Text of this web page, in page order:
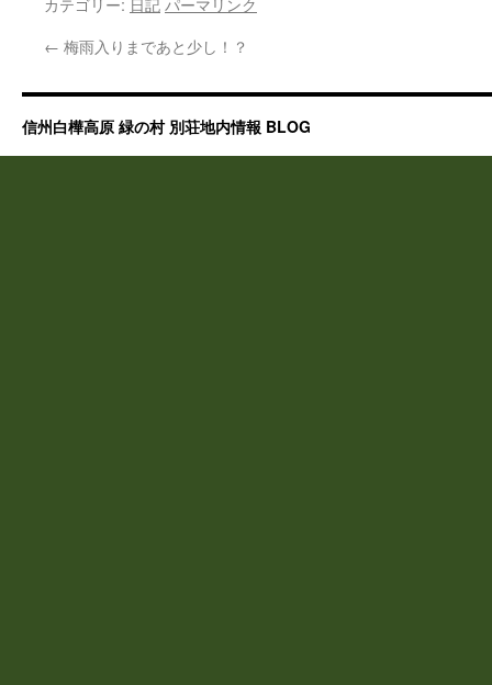
← 梅雨入りまであと少し！？
信州白樺高原 緑の村 別荘地内情報 BLOG